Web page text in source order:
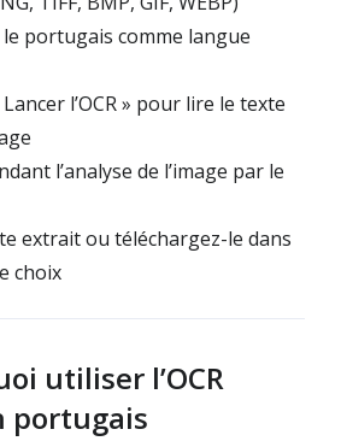
portugais comme langue
l’OCR » pour lire le texte
l’analyse de l’image par le
extrait ou téléchargez-le dans
choix
utiliser l’OCR
portugais